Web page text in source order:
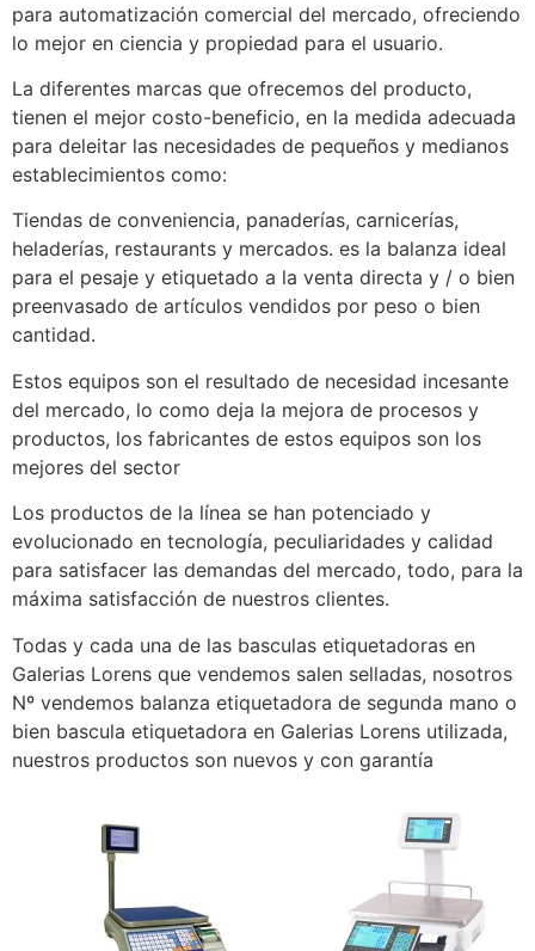
para automatización comercial del mercado, ofreciendo
lo mejor en ciencia y propiedad para el usuario.
La diferentes marcas que ofrecemos del producto,
tienen el mejor costo-beneficio, en la medida adecuada
para deleitar las necesidades de pequeños y medianos
establecimientos como:
Tiendas de conveniencia, panaderías, carnicerías,
heladerías, restaurants y mercados. es la balanza ideal
para el pesaje y etiquetado a la venta directa y / o bien
preenvasado de artículos vendidos por peso o bien
cantidad.
Estos equipos son el resultado de necesidad incesante
del mercado, lo como deja la mejora de procesos y
productos, los fabricantes de estos equipos son los
mejores del sector
Los productos de la línea se han potenciado y
evolucionado en tecnología, peculiaridades y calidad
para satisfacer las demandas del mercado, todo, para la
máxima satisfacción de nuestros clientes.
Todas y cada una de las basculas etiquetadoras en
Galerias Lorens que vendemos salen selladas, nosotros
Nº vendemos balanza etiquetadora de segunda mano o
bien bascula etiquetadora en Galerias Lorens utilizada,
nuestros productos son nuevos y con garantía